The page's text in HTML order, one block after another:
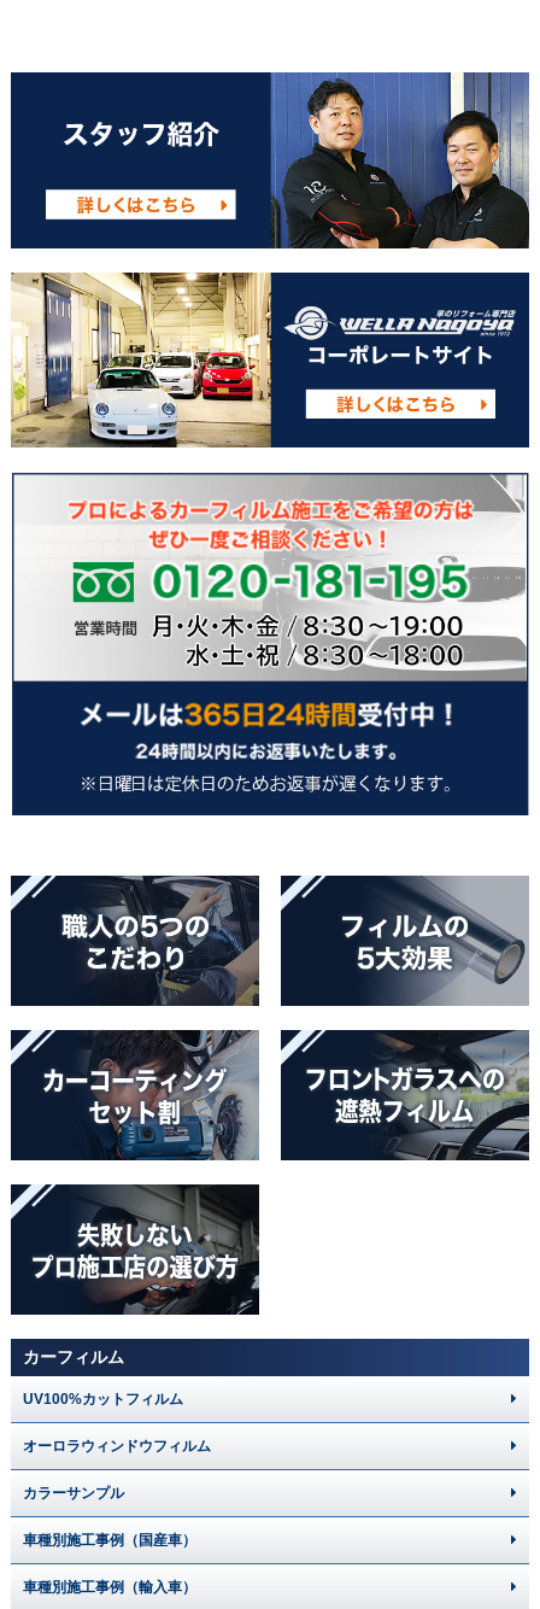
カーフィルム
UV100%カットフィルム
オーロラウィンドウフィルム
カラーサンプル
車種別施工事例（国産車）
車種別施工事例（輸入車）